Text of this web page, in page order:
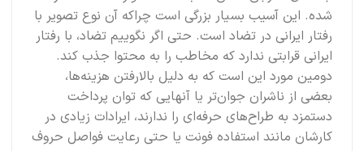
شده. این آسیب بسیار بزرگی است چراکه آن نوع تصویر با
رفتار ایرانی در تضاد است. حتی اگر نگوییم تضاد، با رفتار
ایرانی قرابتی ندارد که مخاطب را به محتوا جذب کند.
دومین مورد این است که به دلیل بالارفتن هزینه‌ها،
بعضی از ناشران جوان‌تر یا آنهایی که توان پرداخت
دستمزد به طراح‌های حرفه‌ای را ندارند، ایرادات زیادی در
کارشان مانند استفاده فونت یا حتی رعایت فواصل حروف